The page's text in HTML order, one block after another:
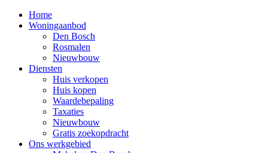
Home
Woningaanbod
Den Bosch
Rosmalen
Nieuwbouw
Diensten
Huis verkopen
Huis kopen
Waardebepaling
Taxaties
Nieuwbouw
Gratis zoekopdracht
Ons werkgebied